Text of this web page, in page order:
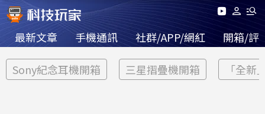
最新文章 手機通訊 社群/APP/網紅 開箱/評
Sony紀念耳機開箱 三星摺疊機開箱 「全新